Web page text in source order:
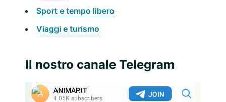
Sport e tempo libero
Viaggi e turismo
Il nostro canale Telegram